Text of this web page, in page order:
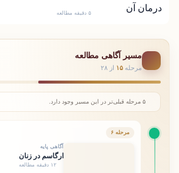
۵ دقیقه مطالعه
مسیر آگاهی مطالعه
مرحله۱۵ از ۲۸
۵ مرحله قبلی‌تر در این مسیر وجود دارد.
مرحله ۶
آگاهی پایه
ارگاسم در زنان
۱۲ دقیقه مطالعه